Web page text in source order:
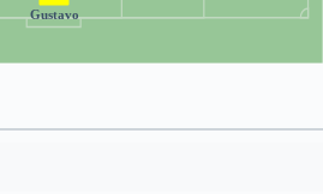
Gustavo